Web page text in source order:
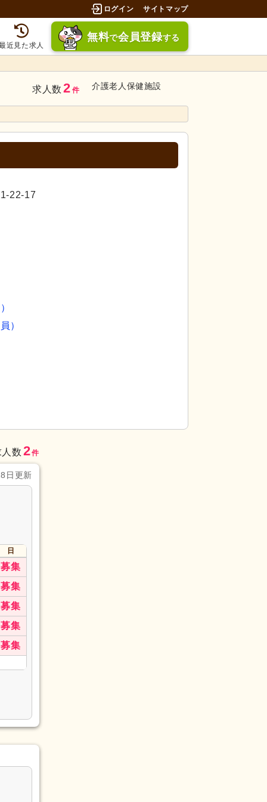
ログイン サイトマップ
近見た求人
無料で会員登録する
求人数 2 件 介護老人保健施設
22-17
）
人数 2件
日更新
日
募集
募集
募集
募集
募集